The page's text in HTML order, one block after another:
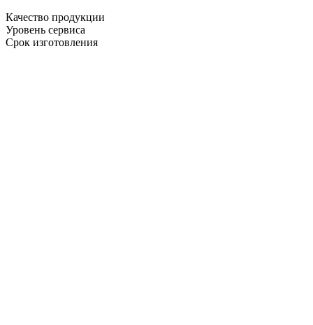
Качество продукции
Уровень сервиса
Срок изготовления